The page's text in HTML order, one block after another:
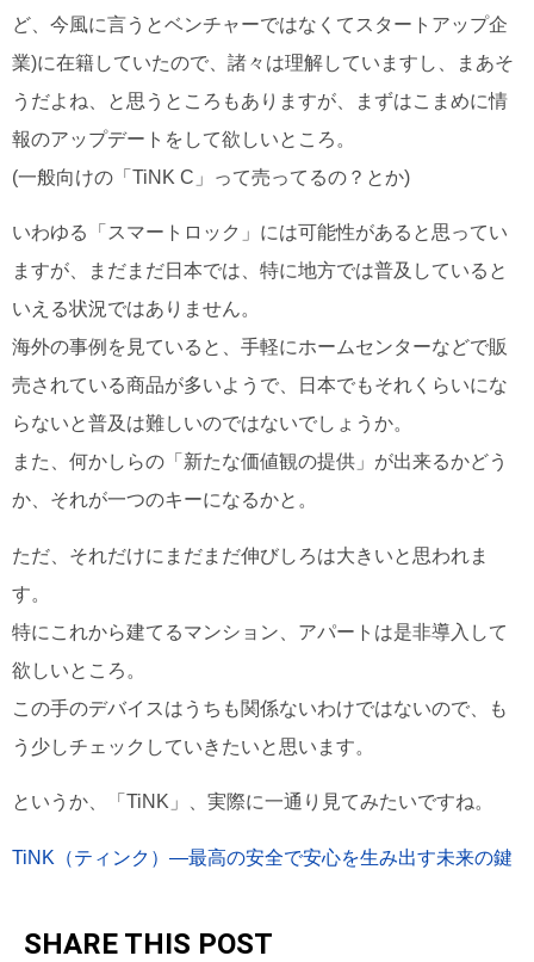
ど、今風に言うとベンチャーではなくてスタートアップ企
業)に在籍していたので、諸々は理解していますし、まあそ
うだよね、と思うところもありますが、まずはこまめに情
報のアップデートをして欲しいところ。
(一般向けの「TiNK C」って売ってるの？とか)
いわゆる「スマートロック」には可能性があると思ってい
ますが、まだまだ日本では、特に地方では普及していると
いえる状況ではありません。
海外の事例を見ていると、手軽にホームセンターなどで販
売されている商品が多いようで、日本でもそれくらいにな
らないと普及は難しいのではないでしょうか。
また、何かしらの「新たな価値観の提供」が出来るかどう
か、それが一つのキーになるかと。
ただ、それだけにまだまだ伸びしろは大きいと思われま
す。
特にこれから建てるマンション、アパートは是非導入して
欲しいところ。
この手のデバイスはうちも関係ないわけではないので、も
う少しチェックしていきたいと思います。
というか、「TiNK」、実際に一通り見てみたいですね。
TiNK（ティンク）—最高の安全で安心を生み出す未来の鍵
SHARE THIS POST